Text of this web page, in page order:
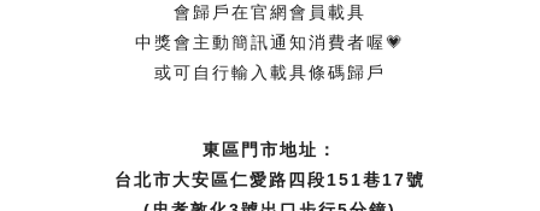
會歸戶在官網會員載具
中獎會主動簡訊通知消費者喔💗
或可自行輸入載具條碼歸戶
東區門市地址：
台北市大安區仁愛路四段151巷17號